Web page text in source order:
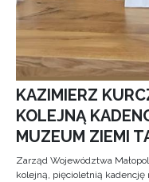
KAZIMIERZ
KOLEJNĄ
MUZEUM ZIEMI
Zarząd Województwa
kolejną, pięcioletnią